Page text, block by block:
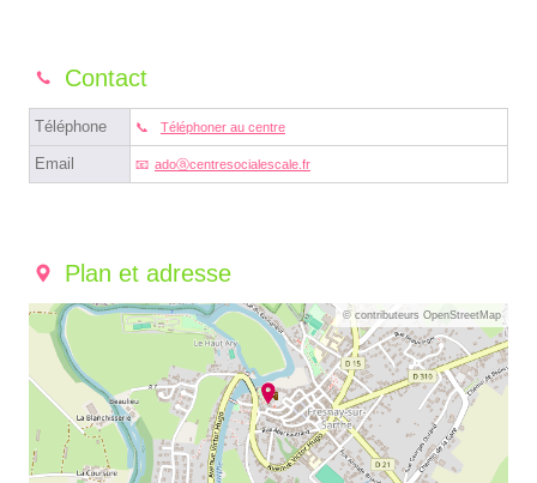
Contact
Téléphone Téléphoner au centre
Email adoⓐcentresocialescale.fr
Plan et adresse
© contributeurs OpenStreetMap